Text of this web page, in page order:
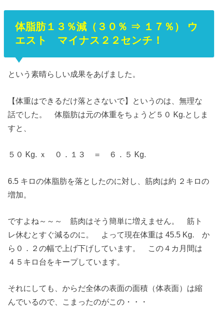
体脂肪１３％減（３０％ ⇒ １７％） ウ
エスト マイナス２２センチ！
という素晴らしい成果をあげました。
【体重はできるだけ落とさないで】というのは、無理な
話でした。 体脂肪は元の体重をちょうど５０ Kg.としま
すと、
５０ Kg. ｘ ０．１３ ＝ ６．５ Kg.
6.5 キロの体脂肪を落としたのに対し、筋肉は約 ２キロの
増加。
ですよね～～～ 筋肉はそう簡単に増えません。 筋ト
レ休むとすぐ減るのに。 よって現在体重は 45.5 Kg. か
ら０．２の幅で上げ下げしています。 この４カ月間は
４５キロ台をキープしています。
それにしても、からだ全体の表面の面積（体表面）は縮
んでいるので、こまったのがこの・・・